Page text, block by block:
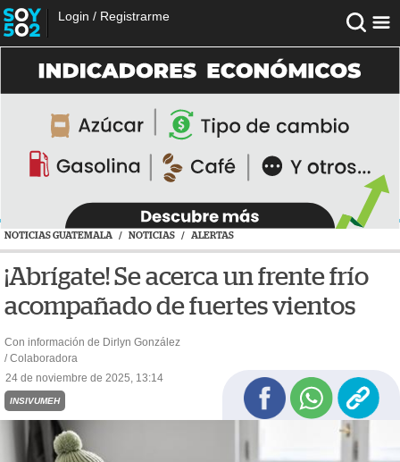
Login / Registrarme
NOTICIAS GUATEMALA / NOTICIAS / ALERTAS
¡Abrígate! Se acerca un frente frío
acompañado de fuertes vientos
Con información de Dirlyn González
/ Colaboradora
24 de noviembre de 2025, 13:14
INSIVUMEH